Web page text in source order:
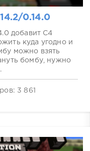
0.14.0
добавит C4
куда угодно и
можно взять
бомбу, нужно
3 861